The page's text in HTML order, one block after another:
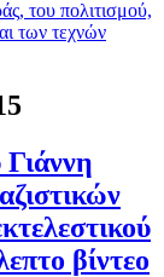
του πολιτισμού,
των τεχνών
βίντεο